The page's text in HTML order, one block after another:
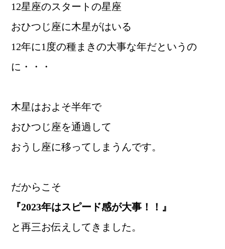
12星座のスタートの星座
おひつじ座に木星がはいる
12年に1度の種まきの大事な年だというの
に・・・
木星はおよそ半年で
おひつじ座を通過して
おうし座に移ってしまうんです。
だからこそ
『2023年はスピード感が大事！！』
と再三お伝えしてきました。